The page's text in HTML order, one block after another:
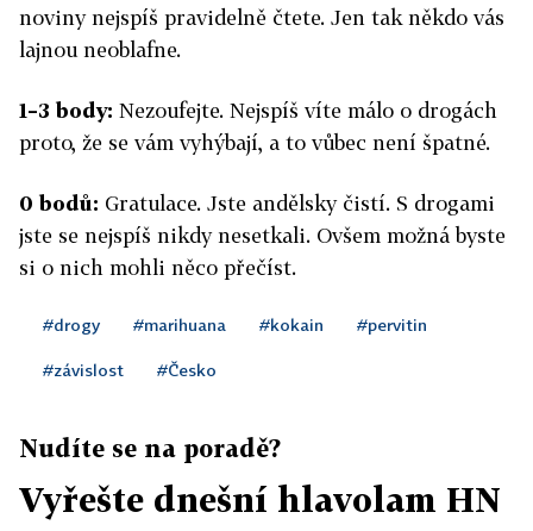
noviny nejspíš pravidelně čtete. Jen tak někdo vás
lajnou neoblafne.
1–3 body: Nezoufejte. Nejspíš víte málo o drogách
proto, že se vám vyhýbají, a to vůbec není špatné.
0 bodů: Gratulace. Jste andělsky čistí. S drogami
jste se nejspíš nikdy nesetkali. Ovšem možná byste
si o nich mohli něco přečíst.
#drogy #marihuana #kokain #pervitin
#závislost #Česko
Nudíte se na poradě?
Vyřešte dnešní hlavolam HN